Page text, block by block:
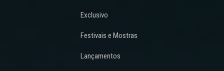
Exclusivo
Festivais e Mostras
Lançamentos